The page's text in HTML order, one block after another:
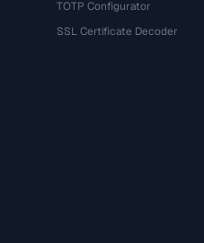
TOTP Configurator
SSL Certificate Decoder